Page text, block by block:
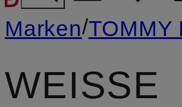
Marken/TOMMY
WEISSE T